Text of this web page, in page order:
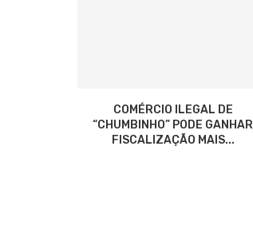
COMÉRCIO ILEGAL DE
“CHUMBINHO” PODE GANHAR
FISCALIZAÇÃO MAIS...